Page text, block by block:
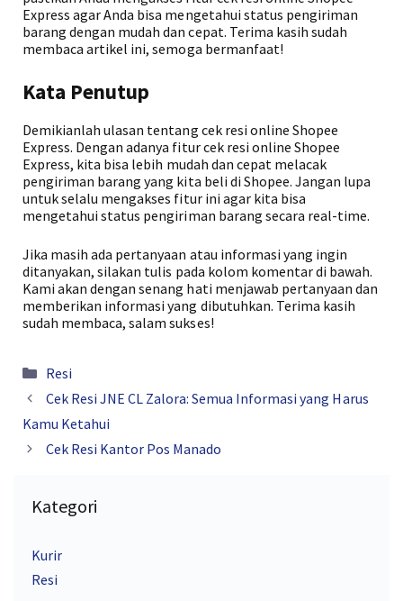
Express agar Anda bisa mengetahui status pengiriman
barang dengan mudah dan cepat. Terima kasih sudah
membaca artikel ini, semoga bermanfaat!
Kata Penutup
Demikianlah ulasan tentang cek resi online Shopee
Express. Dengan adanya fitur cek resi online Shopee
Express, kita bisa lebih mudah dan cepat melacak
pengiriman barang yang kita beli di Shopee. Jangan lupa
untuk selalu mengakses fitur ini agar kita bisa
mengetahui status pengiriman barang secara real-time.
Jika masih ada pertanyaan atau informasi yang ingin
ditanyakan, silakan tulis pada kolom komentar di bawah.
Kami akan dengan senang hati menjawab pertanyaan dan
memberikan informasi yang dibutuhkan. Terima kasih
sudah membaca, salam sukses!
Kategori
Resi
Cek Resi JNE CL Zalora: Semua Informasi yang Harus
Kamu Ketahui
Cek Resi Kantor Pos Manado
Kategori
Kurir
Resi